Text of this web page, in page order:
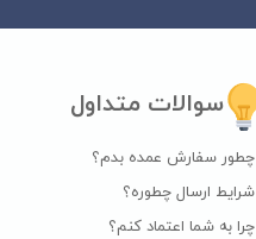
سوالات متداول
چطور سفارش عمده بدم؟
شرایط ارسال چطوره؟
چرا به شما اعتماد کنم؟